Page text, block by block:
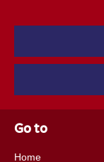
Go to
Home